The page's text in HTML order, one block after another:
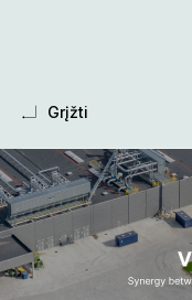
Grįžti